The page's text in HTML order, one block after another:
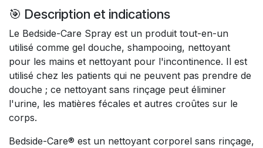
🎯 Description et indications
Le Bedside-Care Spray est un produit tout-en-un
utilisé comme gel douche, shampooing, nettoyant
pour les mains et nettoyant pour l'incontinence. Il est
utilisé chez les patients qui ne peuvent pas prendre de
douche ; ce nettoyant sans rinçage peut éliminer
l'urine, les matières fécales et autres croûtes sur le
corps.
Bedside-Care® est un nettoyant corporel sans rinçage,